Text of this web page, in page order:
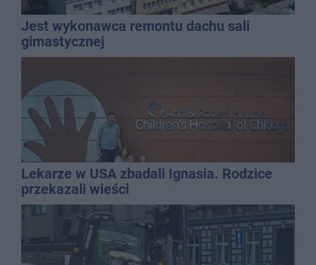
Jest wykonawca remontu dachu sali
gimastycznej
Lekarze w USA zbadali Ignasia. Rodzice
przekazali wieści